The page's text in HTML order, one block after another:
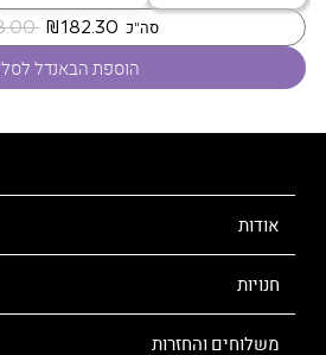
סה"כ ‏ ₪218.00
הוספת הבאנדל לסל
אודות
חנויות
משלוחים והחזרות